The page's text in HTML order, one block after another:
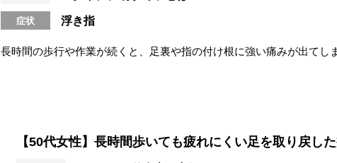
症状 浮き指
長時間の歩行や作業が続くと、足裏や指の付け根に強い痛みが出て
【50代女性】長時間歩いても疲れにくい足を取り戻し